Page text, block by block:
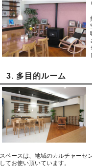
3. 多目的ルーム
ペースは、地域のカルチャーセ
てお使い頂いています。